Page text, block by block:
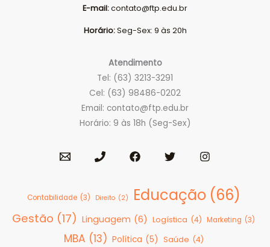
E-mail:contato@ftp.edu.br
Horário:Seg-Sex: 9 às 20h
Atendimento
Tel: (63) 3213-3291
Cel: (63) 98486-0202
Email: contato@ftp.edu.br
Horário: 9 às 18h (Seg-Sex)
Contabilidade (3) Direito (2) Educação (66)
Gestão (17) Linguagem (6) Logística (4) Marketing (3)
MBA (13) Política (5) Saúde (4)